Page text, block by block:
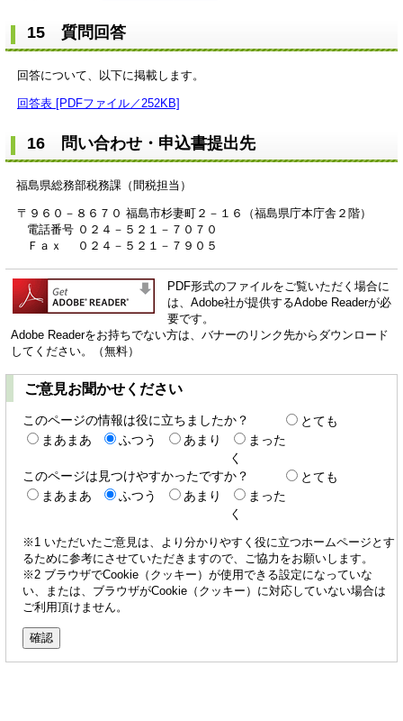
15 質問回答
回答について、以下に掲載します。
回答表 [PDFファイル／252KB]
16 問い合わせ・申込書提出先
福島県総務部税務課（間税担当）
〒９６０－８６７０ 福島市杉妻町２－１６（福島県庁本庁舎２階）
電話番号 ０２４－５２１－７０７０
Ｆａｘ ０２４－５２１－７９０５
PDF形式のファイルをご覧いただく場合に
は、Adobe社が提供するAdobe Readerが必
要です。
Adobe Readerをお持ちでない方は、バナーのリンク先からダウンロード
してください。（無料）
ご意見お聞かせください
このページの情報は役に立ちましたか？
とても
まあまあ
ふつう あまり
まった
く
このページは見つけやすかったですか？
とても
まあまあ
ふつう あまり
まった
く
※1 いただいたご意見は、より分かりやすく役に立つホームページとす
るために参考にさせていただきますので、ご協力をお願いします。
※2 ブラウザでCookie（クッキー）が使用できる設定になっていな
い、または、ブラウザがCookie（クッキー）に対応していない場合は
ご利用頂けません。